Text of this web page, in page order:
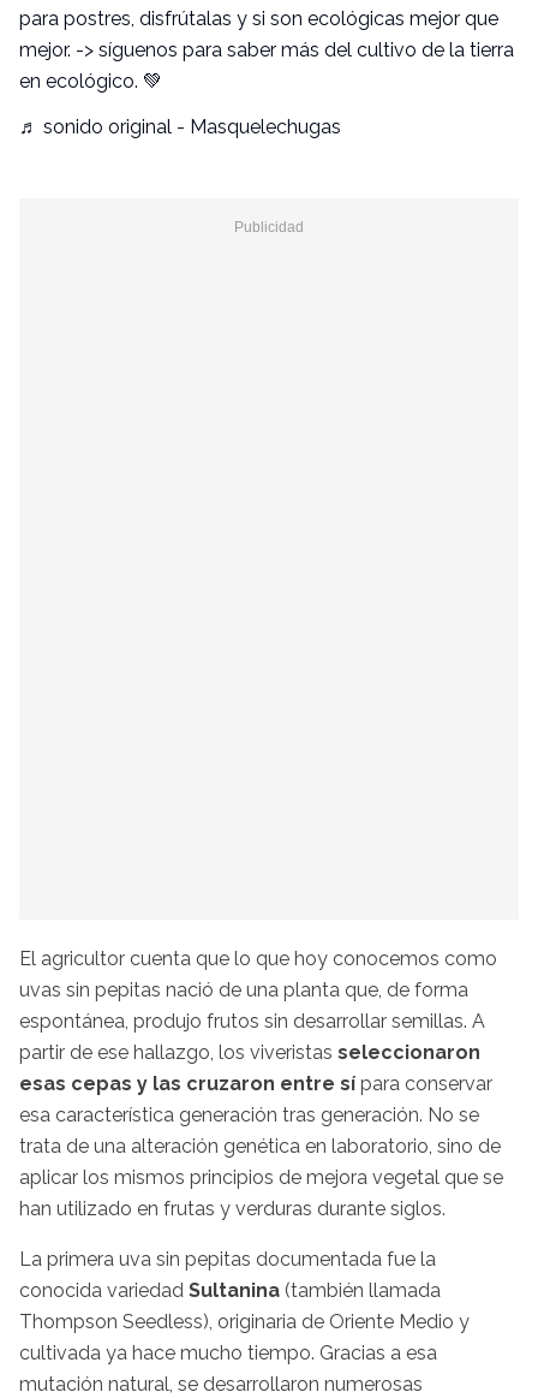
para postres, disfrútalas y si son ecológicas mejor que
mejor. -> síguenos para saber más del cultivo de la tierra
en ecológico. 💚
♬ sonido original - Masquelechugas
El agricultor cuenta que lo que hoy conocemos como
uvas sin pepitas nació de una planta que, de forma
espontánea, produjo frutos sin desarrollar semillas. A
partir de ese hallazgo, los viveristas seleccionaron
esas cepas y las cruzaron entre sí para conservar
esa característica generación tras generación. No se
trata de una alteración genética en laboratorio, sino de
aplicar los mismos principios de mejora vegetal que se
han utilizado en frutas y verduras durante siglos.
La primera uva sin pepitas documentada fue la
conocida variedad Sultanina (también llamada
Thompson Seedless), originaria de Oriente Medio y
cultivada ya hace mucho tiempo. Gracias a esa
mutación natural, se desarrollaron numerosas